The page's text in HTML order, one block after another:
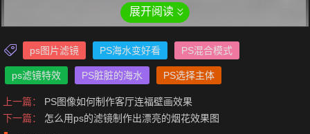
展开阅读
ps图片滤镜 PS海水变好看 PS混合模式
ps滤镜特效 PS脏脏的海水 PS选择主体
上一篇：
PS图像如何制作客厅连福壁画效果
下一篇：
怎么用ps的滤镜制作出漂亮的烟花效果图